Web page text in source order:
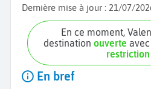
Dernière mise à jour : 21/07/
En ce moment, Valence est une
destinationouverte avec
restriction
En bref